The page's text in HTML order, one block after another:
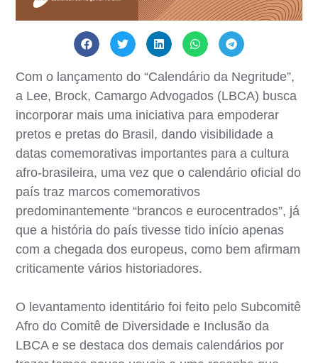
Com o lançamento do “Calendário da Negritude”,
a Lee, Brock, Camargo Advogados (LBCA) busca
incorporar mais uma iniciativa para empoderar
pretos e pretas do Brasil, dando visibilidade a
datas comemorativas importantes para a cultura
afro-brasileira, uma vez que o calendário oficial do
país traz marcos comemorativos
predominantemente “brancos e eurocentrados”, já
que a história do país tivesse tido início apenas
com a chegada dos europeus, como bem afirmam
criticamente vários historiadores.
O levantamento identitário foi feito pelo Subcomitê
Afro do Comitê de Diversidade e Inclusão da
LBCA e se destaca dos demais calendários por